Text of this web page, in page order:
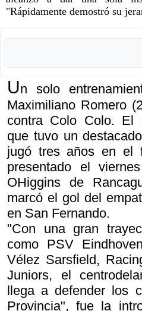
"Rápidamente demostró su
Un solo
Maximiliano Romero
contra Colo Colo. El
que tuvo un
jugó tres años en el
presentado el
OHiggins de
marcó el gol del
en San Fernando.
"Con una gran
como PSV
Vélez Sarsfield,
Juniors, el
llega a defender los
Provincia", fue la